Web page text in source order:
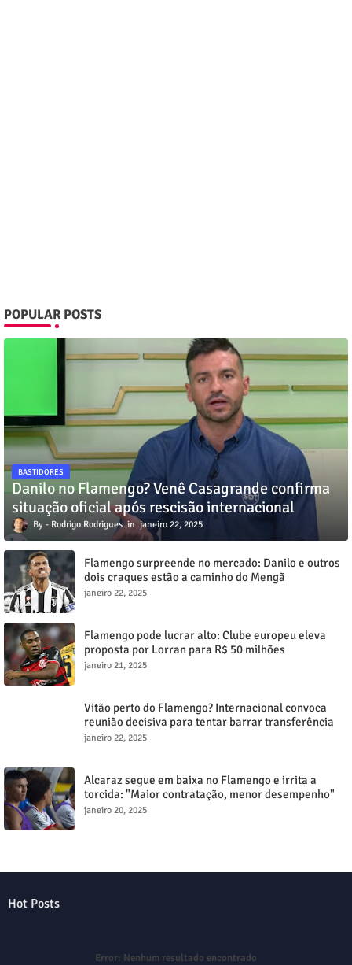
POPULAR POSTS
BASTIDORES
Danilo no Flamengo? Venê Casagrande confirma
situação oficial após rescisão internacional
Rodrigo Rodrigues janeiro 22, 2025
Flamengo surpreende no mercado: Danilo e outros
dois craques estão a caminho do Mengã
janeiro 22, 2025
Flamengo pode lucrar alto: Clube europeu eleva
proposta por Lorran para R$ 50 milhões
janeiro 21, 2025
Vitão perto do Flamengo? Internacional convoca
reunião decisiva para tentar barrar transferência
milionária
janeiro 22, 2025
Alcaraz segue em baixa no Flamengo e irrita a
torcida: "Maior contratação, menor desempenho"
janeiro 20, 2025
Hot Posts
Error: Nenhum resultado encontrado